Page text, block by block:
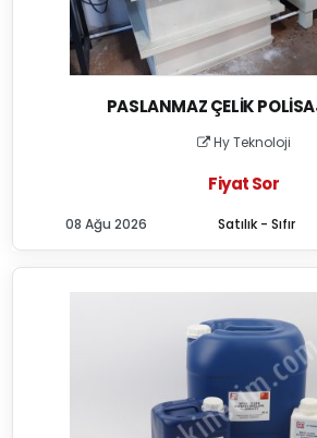
PASLANMAZ ÇELIK
Hy Teknoloji
Fiyat Sor
Satılık - Sıfır
08 Ağu 2026